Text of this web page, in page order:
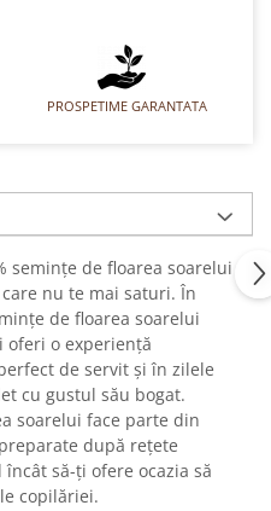
PROSPETIME GARANTATA
semințe de floarea soarelui
nu te mai saturi. În
de floarea soarelui
oferi o experiență
de servit și în zilele
cu gustul său bogat.
soarelui face parte din
după rețete
să-ți ofere ocazia să
copilăriei.